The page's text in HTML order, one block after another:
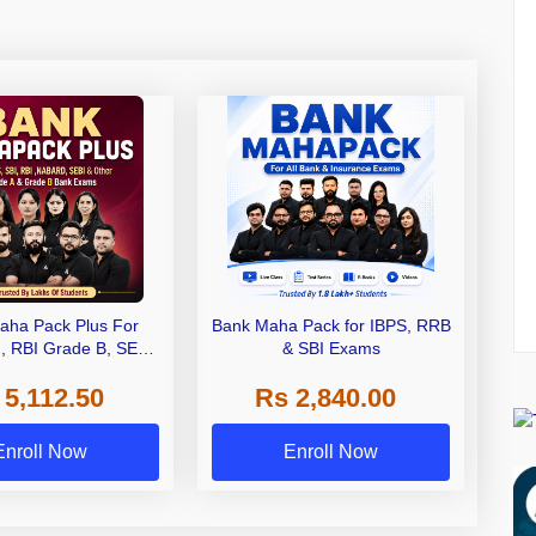
Pack Plus For
RBI Grade B, SEBI
A & Grade B Bank
Exams
Now
Bank Maha Pack for IBPS, RRB
& SBI Exams
Rs 2,840.00
Enroll Now